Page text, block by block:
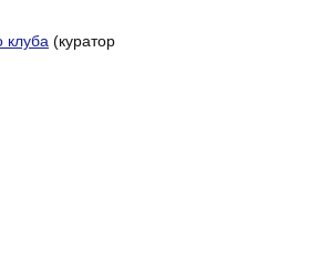
клуба (куратор